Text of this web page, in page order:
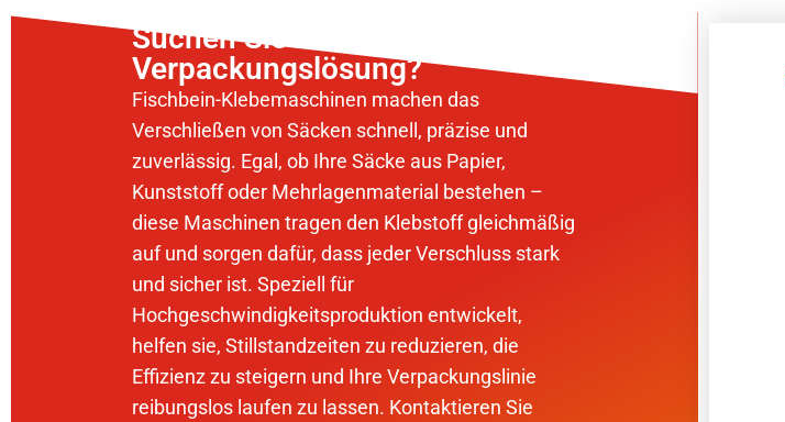
Suchen Sie nach der passenden
Verpackungslösung?
Fischbein-Klebemaschinen machen das
Verschließen von Säcken schnell, präzise und
zuverlässig. Egal, ob Ihre Säcke aus Papier,
Kunststoff oder Mehrlagenmaterial bestehen –
diese Maschinen tragen den Klebstoff gleichmäßig
auf und sorgen dafür, dass jeder Verschluss stark
und sicher ist. Speziell für
Hochgeschwindigkeitsproduktion entwickelt,
helfen sie, Stillstandzeiten zu reduzieren, die
Effizienz zu steigern und Ihre Verpackungslinie
reibungslos laufen zu lassen. Kontaktieren Sie